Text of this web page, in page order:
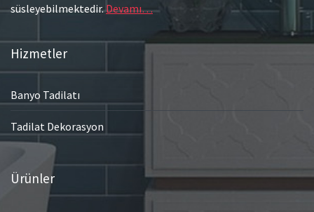
süsleyebilmektedir.Devamı…
Hizmetler
Banyo Tadilatı
Tadilat Dekorasyon
Ürünler